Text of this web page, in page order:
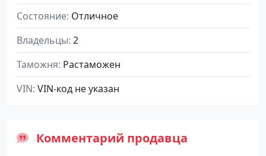
Состояние Отличное
Владельцы 2
Таможня Растаможен
VIN VIN-код не указан
Комментарий продавца